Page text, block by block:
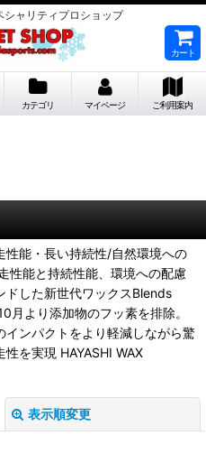
シャリティプロショップ
カート
カテゴリ マイページ ご利用案内
性能・長い持続性/自然環境への
性能と持続性能、環境への配慮
ドした新世代ワックスBlends
月より添加物のフッ素を排除。
インパクトをより軽減しながら驚
性を実現 HAYASHI WAX
表示順変更